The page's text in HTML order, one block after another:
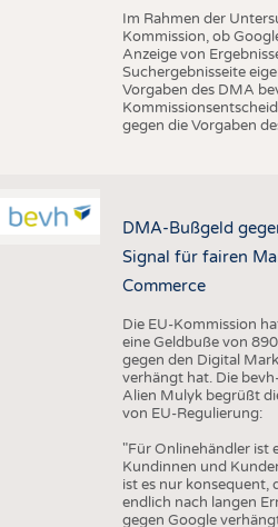
Im Rahmen der
Kommission, ob
Anzeige von
Suchergebnisseite
Vorgaben des DMA
gegen die Vorgaben
DMA-Bußgeld
Signal für fairen
Commerce
Die EU-Kommission
eine Geldbuße von
gegen den Digital
verhängt hat. Die
Alien Mulyk begrüßt
von EU-Regulierung:
"Für Onlinehändler ist
Kundinnen und
ist es nur konsequent,
endlich nach langen
gegen Google